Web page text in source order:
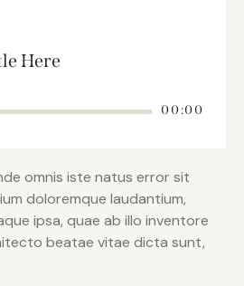
Here
00:00
omnis iste natus error sit
doloremque laudantium,
ipsa, quae ab illo inventore
beatae vitae dicta sunt,